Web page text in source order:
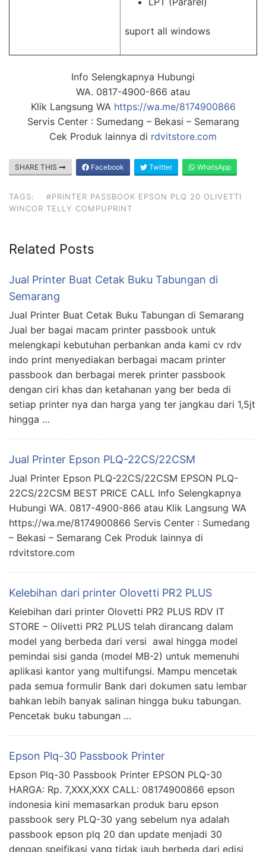
suport all windows
Info Selengkapnya Hubungi
WA. 0817-4900-866 atau
Klik Langsung WA https://wa.me/8174900866
Servis Center : Sumedang – Bekasi – Semarang
Cek Produk lainnya di rdvitstore.com
SHARE THIS Facebook Twitter WhatsApp
TAGS:
#PRINTER PASSBOOK EPSON PLQ 20 OLIVETTI
WINCOR TELLY COMPUPRINT
Related Posts
Jual Printer Buat Cetak Buku Tabungan di
Semarang
Jual Printer Buat Cetak Buku Tabungan di Semarang
Jual ber bagai macam printer passbook untuk
melengkapi kebutuhan perbankan anda kami cv rdv
indo print menyediakan berbagai macam printer
passbook dan berbagai merek printer passbook
dengan ciri khas dan ketahanan yang ber beda di
setiap printer nya dan harga yang ter jangkau dari 1,5jt
hingga …
Jual Printer Epson PLQ-22CS/22CSM
Jual Printer Epson PLQ-22CS/22CSM EPSON PLQ-
22CS/22CSM BEST PRICE CALL Info Selengkapnya
Hubungi WA. 0817-4900-866 atau Klik Langsung WA
https://wa.me/8174900866 Servis Center : Sumedang
– Bekasi – Semarang Cek Produk lainnya di
rdvitstore.com
Kelebihan dari printer Olovetti PR2 PLUS
Kelebihan dari printer Olovetti PR2 PLUS RDV IT
STORE – Olivetti PR2 PLUS telah dirancang dalam
model yang berbeda dari versi awal hingga model
pemindai sisi ganda (model MB-2) untuk memenuhi
aplikasi kantor yang multifungsi. Mampu mencetak
pada semua formulir Bank dari dokumen satu lembar
bahkan lebih banyak salinan hingga buku tabungan.
Pencetak buku tabungan …
Epson Plq-30 Passbook Printer
Epson Plq-30 Passbook Printer EPSON PLQ-30
HARGA: Rp. 7,XXX,XXX CALL: 08174900866 epson
indonesia kini memasarkan produk baru epson
passbook sery PLQ-30 yang sebelum nya adalah
passbook epson plq 20 dan update menjadi 30
dengan speifikasi yang tidak jauh berbeda dari edisi